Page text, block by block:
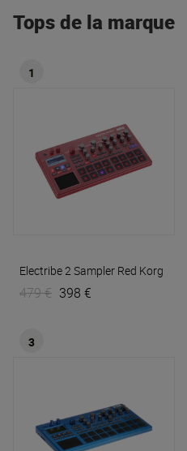
Tops de la marque
1
Electribe 2 Sampler Red Korg
479 € 398 €
3